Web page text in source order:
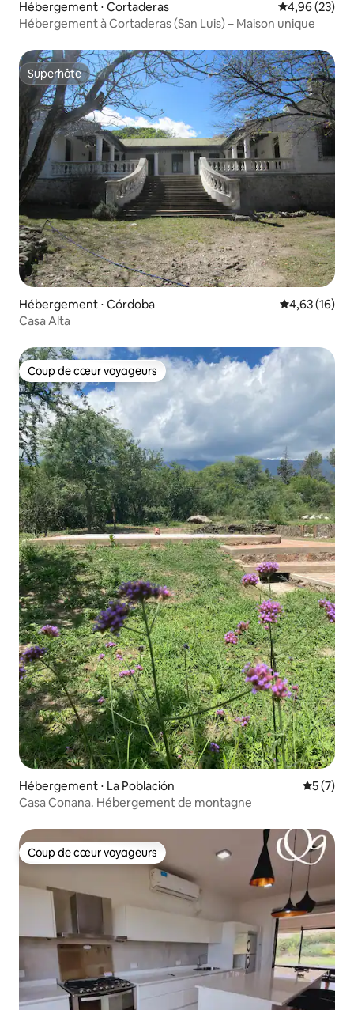
Hébergement ⋅ Cortaderas Évaluation
4,96 (23)
Hébergement à Cortaderas (San Luis) – Maison unique
Superhôte
Superhôte
Hébergement ⋅ Córdoba Évaluation
4,63 (16)
Casa Alta
Coup de cœur voyageurs
Coup de cœur voyageurs
Hébergement ⋅ La Población
5 (7)
Casa Conana. Hébergement de montagne
Coup de cœur voyageurs
Coup de cœur voyageurs